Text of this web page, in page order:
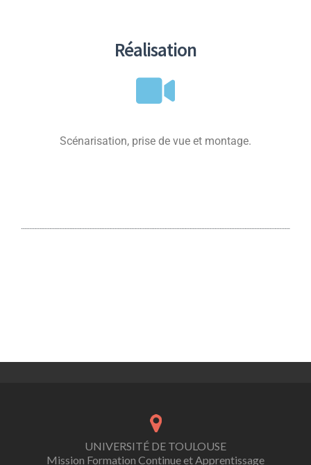
Réalisation
Scénarisation, prise de vue et montage.
UNIVERSITÉ DE TOULOUSE
Mission Formation Continue et Apprentissage